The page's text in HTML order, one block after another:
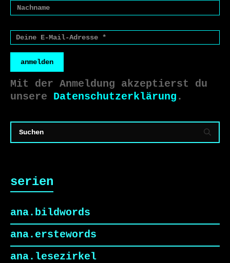
anmelden
Mit der Anmeldung akzeptierst du
unsere Datenschutzerklärung .
serien
ana.bildwords
ana.erstewords
ana.lesezirkel